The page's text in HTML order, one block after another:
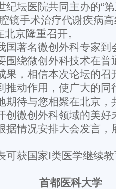
纪坛医院共同主办的“
镜手术治疗代谢疾病
京隆重召开。
国著名微创外科专家到
围绕微创外科技术在普
果，相信本次论坛的召
推动作用，使广大的同
期待与您相聚在北京，
创微创外科领域的美好
据情况安排大会发言，
可获国家Ⅰ类医学继续
首都医科大学